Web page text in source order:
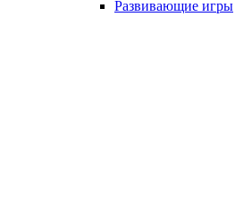
Развивающие игры